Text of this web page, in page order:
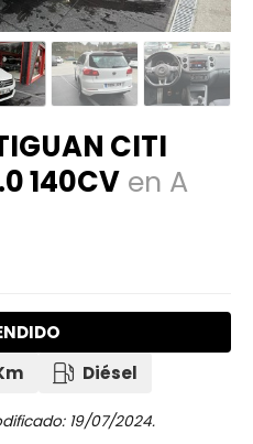
CITI
140CV en A
Diésel
19/07/2024.